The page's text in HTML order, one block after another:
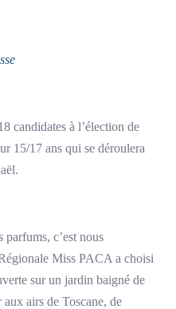
candidates à l’élection de
15/17 ans qui se déroulera
c’est nous
Miss PACA a choisi
sur un jardin baigné de
airs de Toscane, de